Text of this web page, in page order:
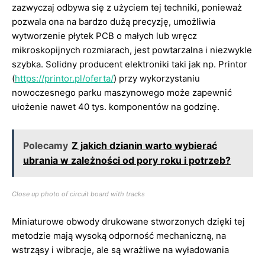
zazwyczaj odbywa się z użyciem tej techniki, ponieważ
pozwala ona na bardzo dużą precyzję, umożliwia
wytworzenie płytek PCB o małych lub wręcz
mikroskopijnych rozmiarach, jest powtarzalna i niezwykle
szybka. Solidny producent elektroniki taki jak np. Printor
(https://printor.pl/oferta/) przy wykorzystaniu
nowoczesnego parku maszynowego może zapewnić
ułożenie nawet 40 tys. komponentów na godzinę.
Polecamy Z jakich dzianin warto wybierać
ubrania w zależności od pory roku i potrzeb?
Close up photo of circuit board with tracks
Miniaturowe obwody drukowane stworzonych dzięki tej
metodzie mają wysoką odporność mechaniczną, na
wstrząsy i wibracje, ale są wrażliwe na wyładowania